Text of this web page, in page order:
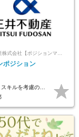
ポジション
＜想定年収850万円～1,500万円（基礎給与・賞与2回含む）＞ 月給42万円～ ※時間外勤務手当・諸手当等別途 ※試用期間3ヶ月 ※残業手当有り